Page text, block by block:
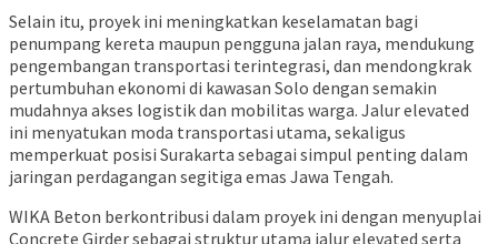
Selain itu, proyek ini meningkatkan keselamatan bagi
penumpang kereta maupun pengguna jalan raya, mendukung
pengembangan transportasi terintegrasi, dan mendongkrak
pertumbuhan ekonomi di kawasan Solo dengan semakin
mudahnya akses logistik dan mobilitas warga. Jalur elevated
ini menyatukan moda transportasi utama, sekaligus
memperkuat posisi Surakarta sebagai simpul penting dalam
jaringan perdagangan segitiga emas Jawa Tengah.
WIKA Beton berkontribusi dalam proyek ini dengan menyuplai
Concrete Girder sebagai struktur utama jalur elevated serta